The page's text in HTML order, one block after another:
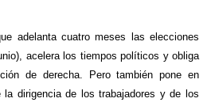
adelanta cuatro meses las elecciones
acelera los tiempos políticos y obliga
de derecha. Pero también pone en
dirigencia de los trabajadores y de los